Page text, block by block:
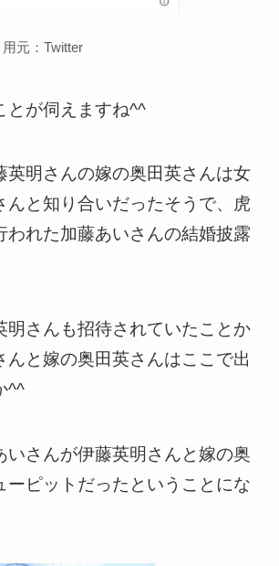
用元：Twitter
とが伺えますね^^
英明さんの嫁の奥田英さんは女
んと知り合いだったそうで、虎
われた加藤あいさんの結婚披露
明さんも招待されていたことか
んと嫁の奥田英さんはここで出
^^
いさんが伊藤英明さんと嫁の奥
ーピットだったということにな